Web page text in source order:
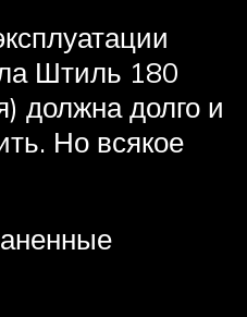
Штиль 180
должна долго и
Но всякое